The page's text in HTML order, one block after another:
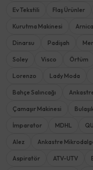
Ev Tekstili Flaş Ürünler
Kurutma Makinesi Arnica
Dinarsu Padişah
Soley Visco Örtüm
Lorenzo Lady Moda
Bahçe Salıncağı
Çamaşır Makinesi
İmparator MDHL
Alez Ankastre
Aspiratör ATV-UTV